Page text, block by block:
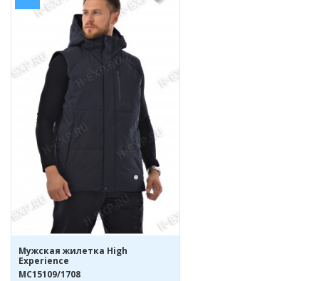
Мужская жилетка High
Experience
MC15109/1708